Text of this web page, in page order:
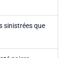
sinistrées que